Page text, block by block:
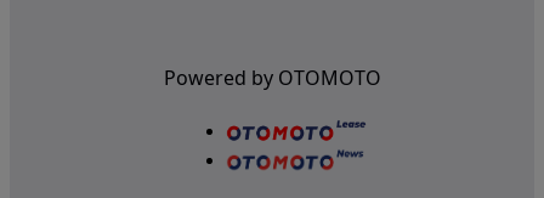
Powered by OTOMOTO